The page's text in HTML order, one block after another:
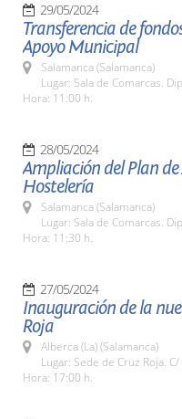
29/05/2024
Transferencia de
Apoyo Municipal
Salamanca (Salamanca)
Lugar: Sala de Comarcas.
Hora: 11:00 h.
28/05/2024
Ampliación del Plan
Hostelería
Salamanca (Salamanca)
Lugar: Sala de Comarcas.
Hora: 11:30 h.
27/05/2024
Inauguración de la
Roja
Alberca (La) (Salamanca)
Lugar: Sede de Cruz Roja.
Hora: 17:00 h.